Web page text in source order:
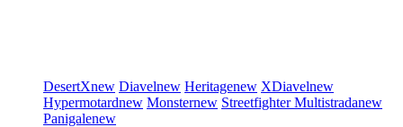
DesertXnew Diavelnew Heritagenew XDiavelnew
Hypermotardnew Monsternew StreetfighterMultistradanew
Panigalenew